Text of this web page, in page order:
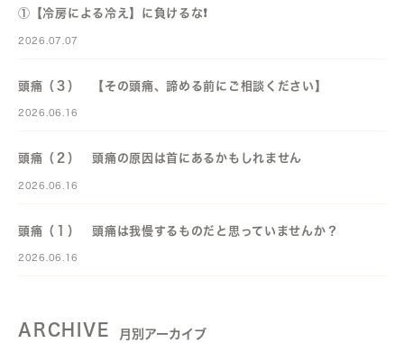
①【冷房による冷え】に負けるな❗️
2026.07.07
頭痛（３） 【その頭痛、諦める前にご相談ください】
2026.06.16
頭痛（２） 頭痛の原因は首にあるかもしれません
2026.06.16
頭痛（１） 頭痛は我慢するものだと思っていませんか？
2026.06.16
ARCHIVE 月別アーカイブ